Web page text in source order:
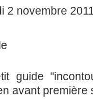
2 novembre
guide
avant